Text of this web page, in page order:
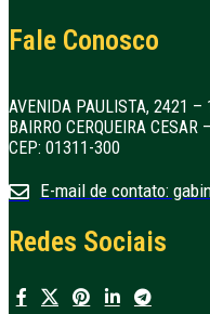
Fale Conosco
AVENIDA PAULISTA, 2421 –
BAIRRO CERQUEIRA
CEP: 01311-300
E-mail de contato:
Redes Sociais